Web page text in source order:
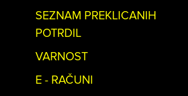
SEZNAM PREKLICANIH
POTRDIL
VARNOST
E - RAČUNI